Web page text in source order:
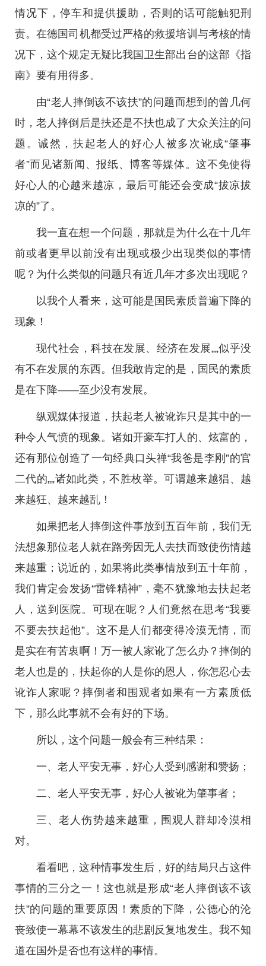
情况下，停车和提供援助，否则的话可能触犯刑
责。在德国司机都受过严格的救援培训与考核的情
况下，这个规定无疑比我国卫生部出台的这部《指
南》要有用得多。
由“老人摔倒该不该扶”的问题而想到的曾几何
时，老人摔倒后是扶还是不扶也成了大众关注的问
题。诚然，扶起老人的好心人被多次讹成“肇事
者”而见诸新闻、报纸、博客等媒体。这不免使得
好心人的心越来越凉，最后可能还会变成“拔凉拔
凉的”了。
我一直在想一个问题，那就是为什么在十几年
前或者更早以前没有出现或极少出现类似的事情
呢？为什么类似的问题只有近几年才多次出现呢？
以我个人看来，这可能是国民素质普遍下降的
现象！
现代社会，科技在发展、经济在发展„„似乎没
有不在发展的东西。但我敢肯定的是，国民的素质
是在下降——至少没有发展。
纵观媒体报道，扶起老人被讹诈只是其中的一
种令人气愤的现象。诸如开豪车打人的、炫富的，
还有那位创造了一句经典口头禅“我爸是李刚”的官
二代的„„诸如此类，不胜枚举。可谓越来越猖、越
来越狂、越来越乱！
如果把老人摔倒这件事放到五百年前，我们无
法想象那位老人就在路旁因无人去扶而致使伤情越
来越重；说近的，如果将此类事情放到五十年前，
我们肯定会发扬“雷锋精神”，毫不犹豫地去扶起老
人，送到医院。可现在呢？人们竟然在思考“我要
不要去扶起他”。这不是人们都变得冷漠无情，而
是实在有苦衷啊！万一被人家讹了怎么办？摔倒的
老人也是的，扶起你的人是你的恩人，你怎忍心去
讹诈人家呢？摔倒者和围观者如果有一方素质低
下，那么此事就不会有好的下场。
所以，这个问题一般会有三种结果：
一、老人平安无事，好心人受到感谢和赞扬；
二、老人平安无事，好心人被讹为肇事者；
三、老人伤势越来越重，围观人群却冷漠相
对。
看看吧，这种情事发生后，好的结局只占这件
事情的三分之一！这也就是形成“老人摔倒该不该
扶”的问题的重要原因！素质的下降，公德心的沦
丧致使一幕幕不该发生的悲剧反复地发生。我不知
道在国外是否也有这样的事情。